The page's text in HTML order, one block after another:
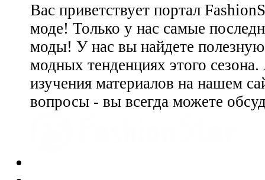
Вас приветствует портал
моде! Только у нас самые
моды! У нас вы найдете
модных тенденциях этого
изучения материалов на нашем
вопросы - вы всегда можете